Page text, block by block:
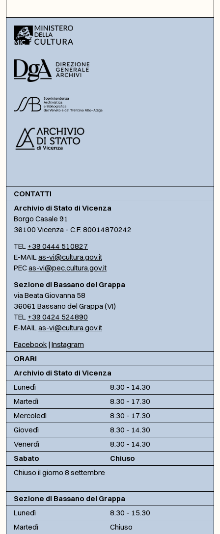
CONTATTI
Archivio di Stato di Vicenza
Borgo Casale 91
36100 Vicenza – C.F. 80014870242
TEL +39 0444 510827
E-MAILas-vi@cultura.gov.it
PECas-vi@pec.cultura.gov.it
Sezione di Bassano del Grappa
via Beata Giovanna 58
36061 Bassano del Grappa (VI)
TEL +39 0424 524890
E-MAILas-vi@cultura.gov.it
Facebook | Instagram
ORARI
Archivio di Stato di Vicenza
Lunedì
8.30 – 14.30
Martedì
8.30 – 17.30
Mercoledì
8.30 – 17.30
Giovedì
8.30 – 14.30
Venerdì
8.30 – 14.30
Sabato
Chiuso
Chiuso il giorno 8 settembre
Sezione di Bassano del Grappa
Lunedì
8.30 – 15.30
Martedì
Chiuso